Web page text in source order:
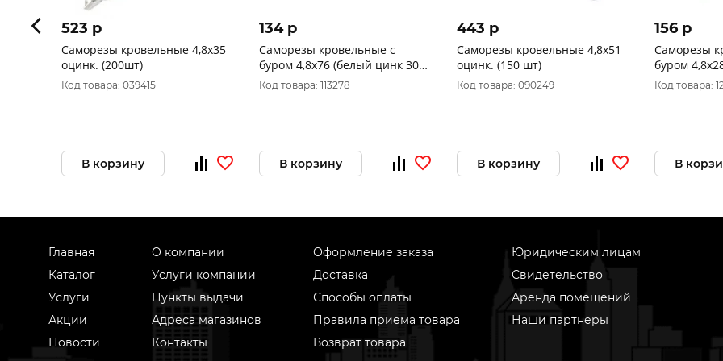
523 p
Саморезы кровельные 4,8х35
оцинк. (200шт)
Код товара: 039415
В корзину
134 p
Саморезы кровельные с
буром 4,8x76 (белый цинк 30
шт) 222911
Код товара: 113278
В корзину
443 p
Саморезы кровельные 4,8х51
оцинк. (150 шт)
Код товара: 090249
В корзину
156 p
Саморезы
буром
60 шт)
Код товара:
В
Главная
Каталог
Услуги
Акции
Новости
О компании
Услуги компании
Пункты выдачи
Адреса магазинов
Контакты
Оформление заказа
Доставка
Способы оплаты
Правила приема товара
Возврат товара
Юридическим лицам
Свидетельство
Аренда помещений
Наши партнеры